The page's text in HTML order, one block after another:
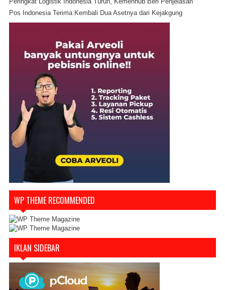
Pos Indonesia Terima Kembali Dua Asetnya dari Kejakgung
WP THEME RECOMMENDED
IKLAN SIDEBAR